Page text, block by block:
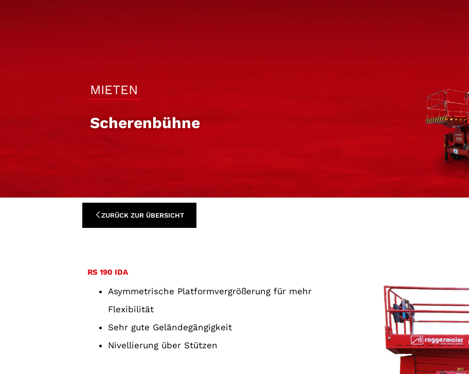
MIETEN
Scherenbühne
ZURÜCK ZUR ÜBERSICHT
RS 190 IDA
Asymmetrische Platformvergrößerung für mehr
Flexibilität
Sehr gute Geländegängigkeit
Nivellierung über Stützen